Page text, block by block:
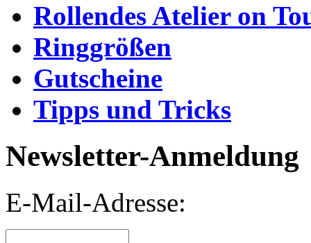
Rollendes Atelier on
Ringgrößen
Gutscheine
Tipps und Tricks
Newsletter-Anmeldung
E-Mail-Adresse: